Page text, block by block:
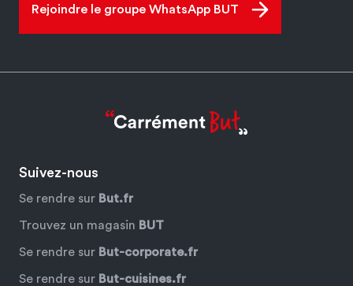
Rejoindre le groupe WhatsApp BUT
Suivez-nous
Se rendre sur But.fr
Trouvez un magasin BUT
Se rendre sur But-corporate.fr
Se rendre sur But-cuisines.fr